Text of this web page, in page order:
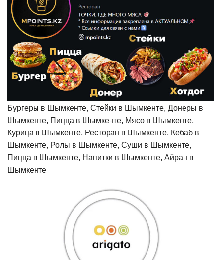
Бургеры в Шымкенте, Стейки в Шымкенте, Донеры в
Шымкенте, Пицца в Шымкенте, Мясо в Шымкенте,
Курица в Шымкенте, Ресторан в Шымкенте, Кебаб в
Шымкенте, Ролы в Шымкенте, Суши в Шымкенте,
Пицца в Шымкенте, Напитки в Шымкенте, Айран в
Шымкенте